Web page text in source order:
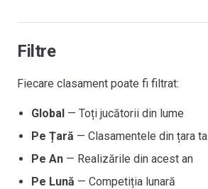
Filtre
Fiecare clasament poate fi filtrat:
Global — Toți jucătorii din lume
Pe Țară — Clasamentele din țara ta
Pe An — Realizările din acest an
Pe Lună — Competiția lunară